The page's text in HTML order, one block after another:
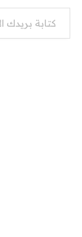
كتابة بريدك الإلكتروني...